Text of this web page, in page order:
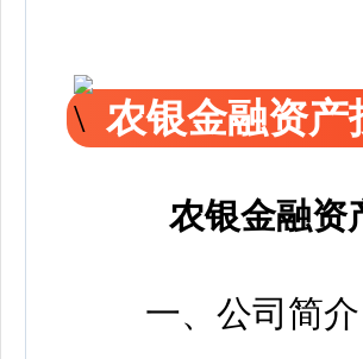
农银金融资产
农银金融资
一、公司简介